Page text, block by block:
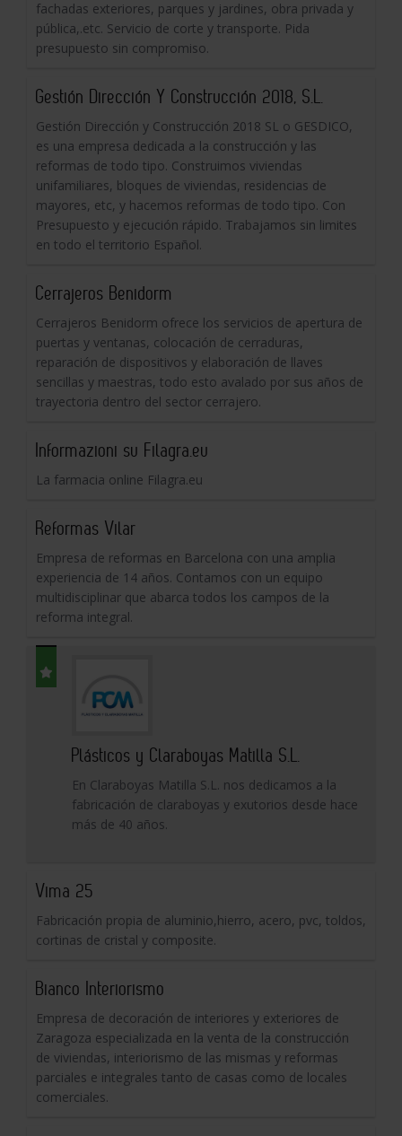
fachadas exteriores, parques y jardines, obra privada y
pública,.etc. Servicio de corte y transporte. Pida
presupuesto sin compromiso.
Gestión Dirección Y Construcción 2018, S.L.
Gestión Dirección y Construcción 2018 SL o GESDICO,
es una empresa dedicada a la construcción y las
reformas de todo tipo. Construimos viviendas
unifamiliares, bloques de viviendas, residencias de
mayores, etc, y hacemos reformas de todo tipo. Con
Presupuesto y ejecución rápido. Trabajamos sin limites
en todo el territorio Español.
Cerrajeros Benidorm
Cerrajeros Benidorm ofrece los servicios de apertura de
puertas y ventanas, colocación de cerraduras,
reparación de dispositivos y elaboración de llaves
sencillas y maestras, todo esto avalado por sus años de
trayectoria dentro del sector cerrajero.
Informazioni su Filagra.eu
La farmacia online Filagra.eu
Reformas Vilar
Empresa de reformas en Barcelona con una amplia
experiencia de 14 años. Contamos con un equipo
multidisciplinar que abarca todos los campos de la
reforma integral.
Plásticos y Claraboyas Matilla S.L.
En Claraboyas Matilla S.L. nos dedicamos a la
fabricación de claraboyas y exutorios desde hace
más de 40 años.
Vima 25
Fabricación propia de aluminio,hierro, acero, pvc, toldos,
cortinas de cristal y composite.
Bianco Interiorismo
Empresa de decoración de interiores y exteriores de
Zaragoza especializada en la venta de la construcción
de viviendas, interiorismo de las mismas y reformas
parciales e integrales tanto de casas como de locales
comerciales.